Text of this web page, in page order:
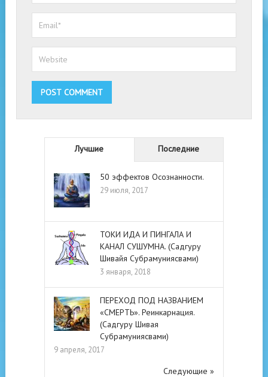
Лучшие Последние
50 эффектов Осознанности.
29 июля, 2017
ТОКИ ИДА И ПИНГАЛА И
КАНАЛ СУШУМНА. (Садгуру
Шивайя Субрамуниясвами)
3 января, 2018
ПЕРЕХОД ПОД НАЗВАНИЕМ
«СМЕРТЬ». Реинкарнация.
(Садгуру Шивая
Субрамуниясвами)
9 апреля, 2017
Следующие »